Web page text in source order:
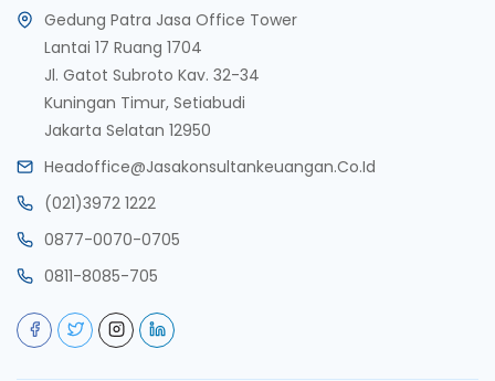
Gedung Patra Jasa Office Tower
Lantai 17 Ruang 1704
Jl. Gatot Subroto Kav. 32-34
Kuningan Timur, Setiabudi
Jakarta Selatan 12950
Headoffice@jasakonsultankeuangan.co.id
(021)3972 1222
0877-0070-0705
0811-8085-705